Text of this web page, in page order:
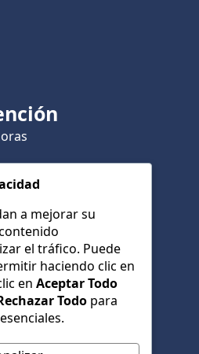
previa
y WhatsApp 24/7
a mejorar su
el tráfico. Puede
haciendo clic en
en Aceptar Todo
Todo para